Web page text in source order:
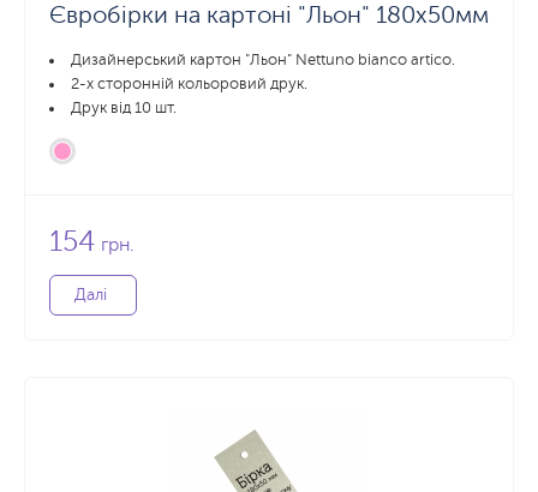
Євробірки на картоні "Льон" 180x50мм
Дизайнерський картон "Льон" Nettuno bianco artico.
2-х сторонній кольоровий друк.
Друк від 10 шт.
154 грн.
Далі